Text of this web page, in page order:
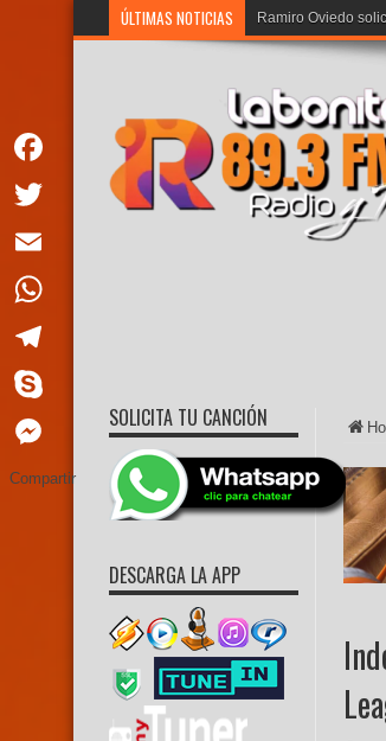
ÚLTIMAS NOTICIAS Ramiro Oviedo
SOLICITA TU CANCIÓN
DESCARGA LA APP
Facebook
Twitter
Email
WhatsApp
Telegram
Skype
Messenger
Compartir